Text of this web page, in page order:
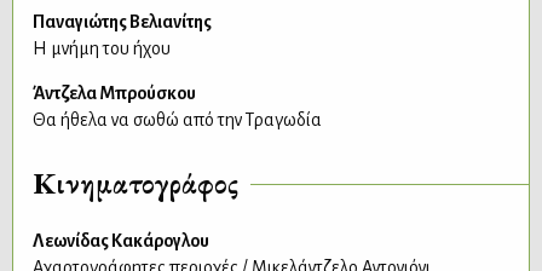
Παναγιώτης Βελιανίτης
Η μνήμη του ήχου
Άντζελα Μπρούσκου
Θα ήθελα να σωθώ από την Τραγωδία
Κινηματογράφος
Λεωνίδας Κακάρογλου